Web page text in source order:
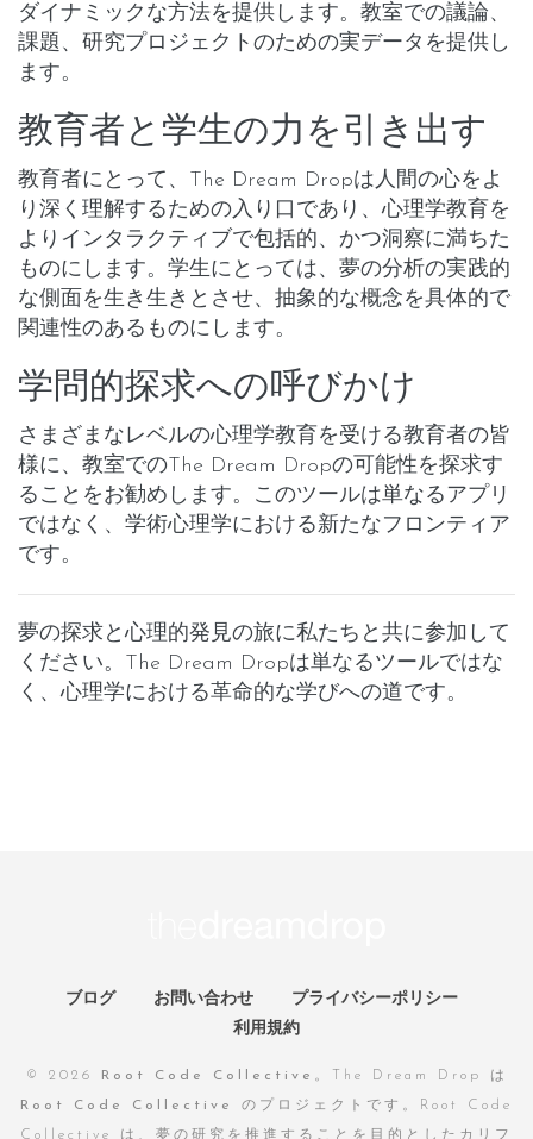
ダイナミックな方法を提供します。教室での議論、
課題、研究プロジェクトのための実データを提供し
ます。
教育者と学生の力を引き出す
教育者にとって、The Dream Dropは人間の心をよ
り深く理解するための入り口であり、心理学教育を
よりインタラクティブで包括的、かつ洞察に満ちた
ものにします。学生にとっては、夢の分析の実践的
な側面を生き生きとさせ、抽象的な概念を具体的で
関連性のあるものにします。
学問的探求への呼びかけ
さまざまなレベルの心理学教育を受ける教育者の皆
様に、教室でのThe Dream Dropの可能性を探求す
ることをお勧めします。このツールは単なるアプリ
ではなく、学術心理学における新たなフロンティア
です。
夢の探求と心理的発見の旅に私たちと共に参加して
ください。The Dream Dropは単なるツールではな
く、心理学における革命的な学びへの道です。
ブログ お問い合わせ
プライバシーポリシー
利用規約
© 2026 Root Code Collective 。The Dream Drop は
Root Code Collective のプロジェクトです。Root Code
Collective は、夢の研究を推進することを目的としたカリフ